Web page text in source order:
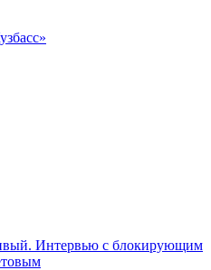
Интервью с блокирующим